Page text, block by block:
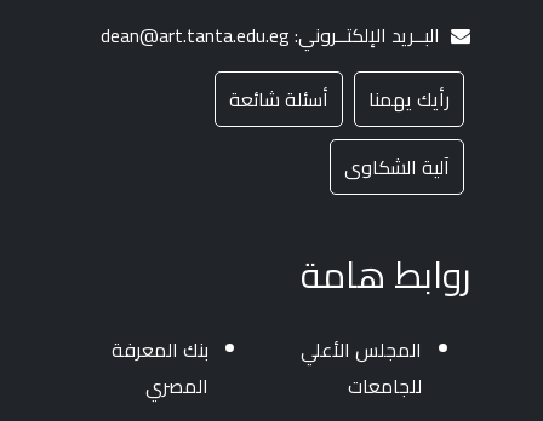
البــريد الإلكتــروني: dean@art.tanta.edu.eg
رأيك يهمنا
أسئلة شائعة
آلية الشكاوى
روابط هامة
المجلس الأعلي
للجامعات
بنك المعرفة
المصري